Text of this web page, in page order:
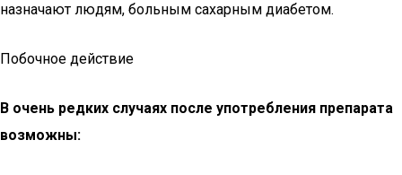
назначают людям, больным сахарным диабетом.
Побочное действие
В очень редких случаях после употребления препарата
возможны: